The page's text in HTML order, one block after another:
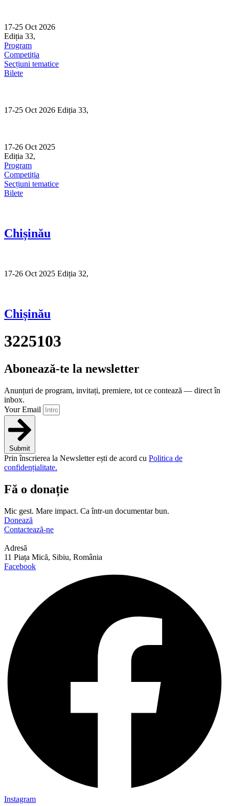
content
17-25 Oct 2026
Ediția 33,
Program
Competiția
Secțiuni tematice
Bilete
17-25 Oct 2026 Ediția 33,
17-26 Oct 2025
Ediția 32,
Program
Competiția
Secțiuni tematice
Bilete
Chișinău
17-26 Oct 2025 Ediția 32,
Chișinău
3225103
Abonează-te la newsletter
Anunțuri de program, invitați, premiere, tot ce contează — direct în
inbox.
Your Email
Submit
Prin înscrierea la Newsletter ești de acord cu Politica de
confidențialitate.
Fă o donație
Mic gest. Mare impact. Ca într-un documentar bun.
Donează
Contactează-ne
Adresă
11 Piața Mică, Sibiu, România
Facebook
Instagram